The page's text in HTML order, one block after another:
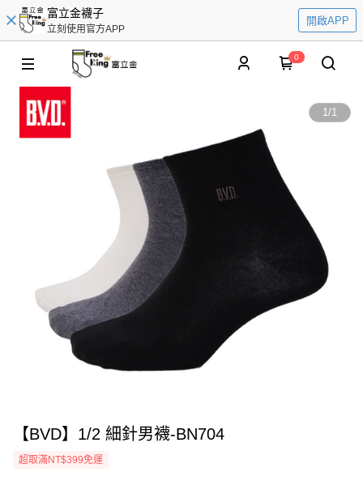
富立金襪子
立刻使用官方APP
開啟APP
0
1/1
【BVD】1/2 細針男襪-BN704
超取滿NT$399免運